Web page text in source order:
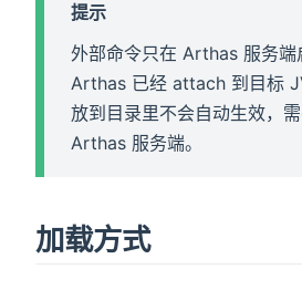
提示
外部命令只在 Arthas 服务端
Arthas 已经 attach 到目标
放到目录里不会自动生效，
Arthas 服务端。
加载方式